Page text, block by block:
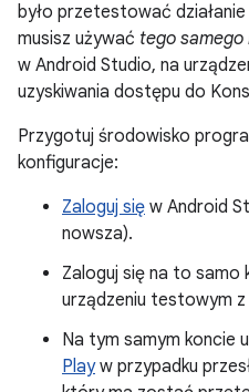
było przetestować
musisz używać tego
w Android Studio, na
uzyskiwania dostępu do
Przygotuj środowisko
konfiguracje:
Zaloguj się w Android
nowsza).
Zaloguj się na to samo
urządzeniu testowym z
Na tym samym koncie
Playw przypadku